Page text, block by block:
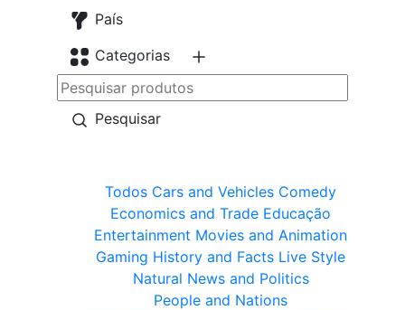
País
Categorias
Pesquisar
Todos Cars and Vehicles Comedy
Economics and Trade Educação
Entertainment Movies and Animation
Gaming History and Facts Live Style
Natural News and Politics
People and Nations